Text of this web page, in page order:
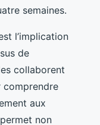
semaines.
l’implication
de
collaborent
comprendre
aux
non